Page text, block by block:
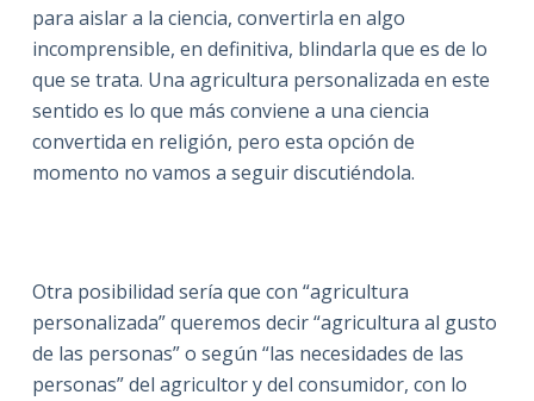
para aislar a la ciencia, convertirla en algo
incomprensible, en definitiva, blindarla que es de lo
que se trata. Una agricultura personalizada en este
sentido es lo que más conviene a una ciencia
convertida en religión, pero esta opción de
momento no vamos a seguir discutiéndola.
Otra posibilidad sería que con “agricultura
personalizada” queremos decir “agricultura al gusto
de las personas” o según “las necesidades de las
personas” del agricultor y del consumidor, con lo